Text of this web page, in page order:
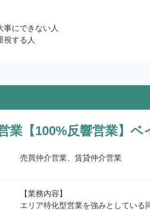
にできない人
する人
業【100%反響営業】
売買仲介営業、賃貸仲介営業
【業務内容】
エリア特化型営業を強みとしている